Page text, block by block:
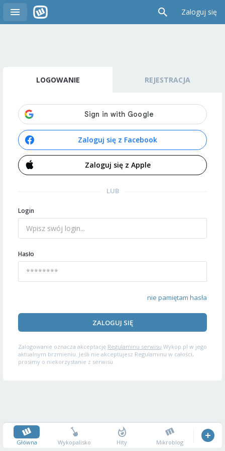
Zaloguj się
LOGOWANIE REJESTRACJA
Zaloguj się z Facebook
Zaloguj się z Apple
LUB
Login
Hasło
nie pamiętam hasła
ZALOGUJ SIĘ
Zalogowanie oznacza akceptację Regulaminu serwisu Wykop.pl w jego
aktualnym brzmieniu. Jeśli nie akceptujesz Regulaminu w całości,
prosimy o niekorzystanie z serwisu.
Główna Wykopalisko Hity Mikroblog